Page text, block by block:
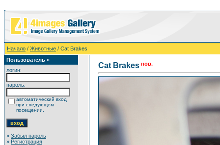
Начало / Животные / Cat Brakes
Пользователь »
логин:
пароль:
автоматический вход
при следующем
посещении.
» Забыл пароль
» Регистрация
Cat Brakes нов.